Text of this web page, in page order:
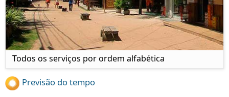
Todos os serviços por ordem alfabética
Previsão do tempo